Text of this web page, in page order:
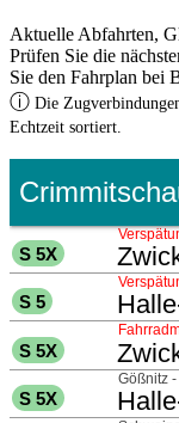
Aktuelle Abfahrten,
Prüfen Sie die
Sie den Fahrplan bei
ⓘ Die
Echtzeit sortiert.